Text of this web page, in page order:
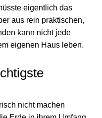
eigentlich das
aus rein praktischen,
kann nicht jede
eigenen Haus leben.
nicht machen